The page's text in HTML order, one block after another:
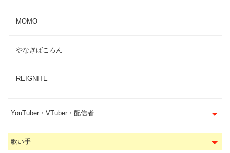
MOMO
やなぎばころん
REIGNITE
YouTuber・VTuber・配信者
歌い手